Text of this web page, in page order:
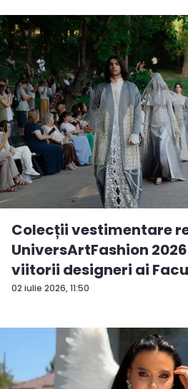
02 iulie 2026, 11:50
Colecții vestimentare
UniversArtFashion
viitorii designeri ai